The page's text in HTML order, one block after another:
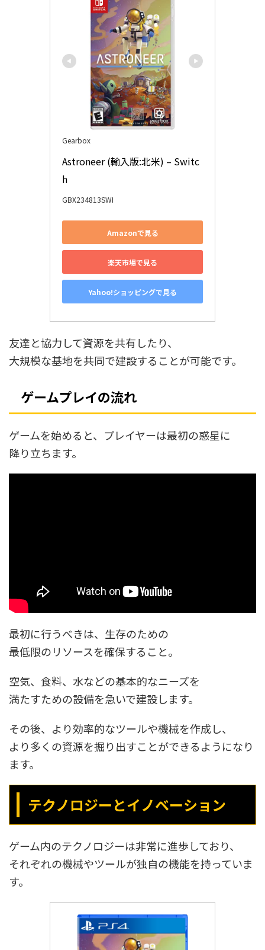
Gearbox
Astroneer (輸入版:北米) – Switc
h
GBX234813SWI
Amazonで見る
楽天市場で見る
Yahoo!ショッピングで見る
友達と協力して資源を共有したり、
大規模な基地を共同で建設することが可能です。
ゲームプレイの流れ
ゲームを始めると、プレイヤーは最初の惑星に
降り立ちます。
最初に行うべきは、生存のための
最低限のリソースを確保すること。
空気、食料、水などの基本的なニーズを
満たすための設備を急いで建設します。
その後、より効率的なツールや機械を作成し、
より多くの資源を掘り出すことができるようになり
ます。
テクノロジーとイノベーション
ゲーム内のテクノロジーは非常に進歩しており、
それぞれの機械やツールが独自の機能を持っていま
す。